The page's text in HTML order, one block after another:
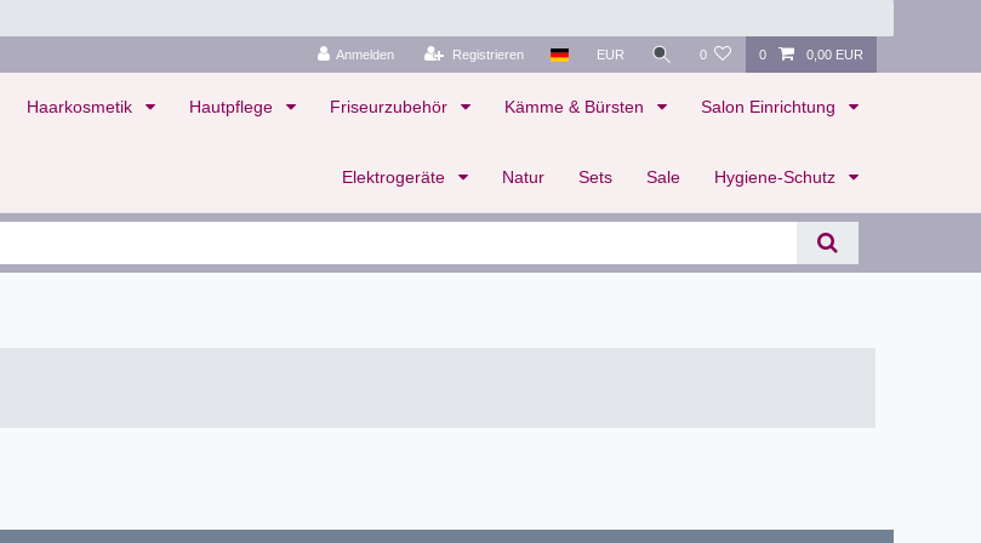
Anmelden Registrieren EUR 0 0 0,00 EUR
Haarkosmetik Hautpflege Friseurzubehör Kämme & Bürsten Salon Einrichtung
Elektrogeräte Natur Sets Sale Hygiene-Schutz